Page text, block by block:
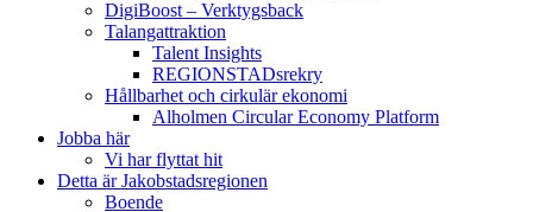
DigiBoost – Verktygsback
Talangattraktion
Talent Insights
REGIONSTADsrekry
Hållbarhet och cirkulär ekonomi
Alholmen Circular Economy Platform
Jobba här
Vi har flyttat hit
Detta är Jakobstadsregionen
Boende